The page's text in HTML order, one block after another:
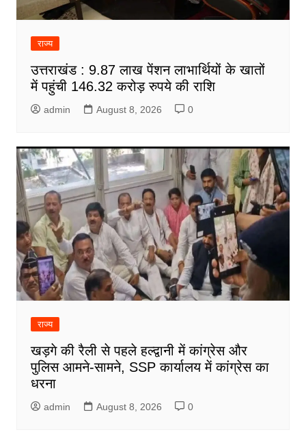
राज्य
उत्तराखंड : 9.87 लाख पेंशन लाभार्थियों के खातों
में पहुंची 146.32 करोड़ रुपये की राशि
admin August 8, 2026 0
राज्य
खड़गे की रैली से पहले हल्द्वानी में कांग्रेस और
पुलिस आमने-सामने, SSP कार्यालय में कांग्रेस का
धरना
admin August 8, 2026 0